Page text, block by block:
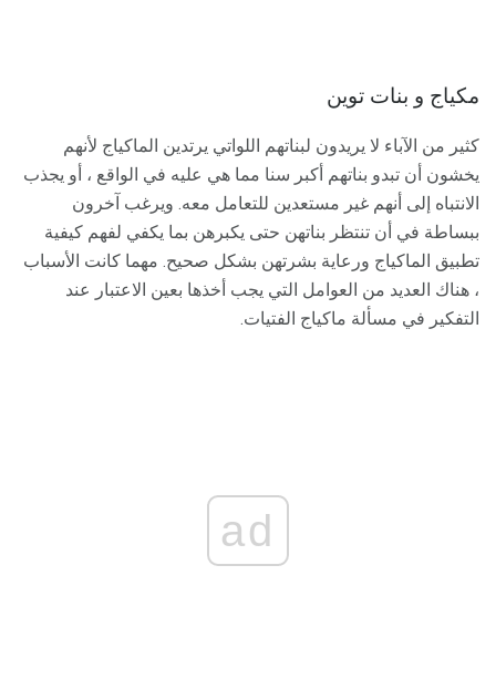
مكياج و بنات توين
كثير من الآباء لا يريدون لبناتهم اللواتي يرتدين الماكياج لأنهم
يخشون أن تبدو بناتهم أكبر سنا مما هي عليه في الواقع ، أو يجذب
الانتباه إلى أنهم غير مستعدين للتعامل معه. ويرغب آخرون
ببساطة في أن تنتظر بناتهن حتى يكبرهن بما يكفي لفهم كيفية
تطبيق الماكياج ورعاية بشرتهن بشكل صحيح. مهما كانت الأسباب
، هناك العديد من العوامل التي يجب أخذها بعين الاعتبار عند
التفكير في مسألة ماكياج الفتيات.
ad